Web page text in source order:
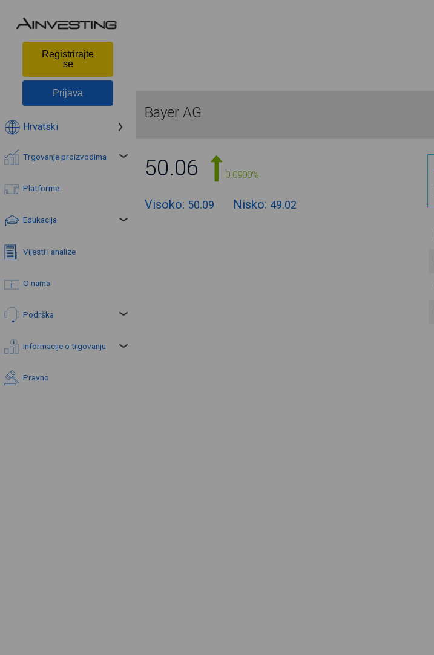
Registrirajte
se
Prijava
Hrvatski
Trgovanje proizvodima
Platforme
Edukacija
Vijesti i analize
O nama
Podrška
Informacije o trgovanju
Pravno
Bayer AG
50.06 0.0900%
Visoko: 50.09 Nisko: 49.02